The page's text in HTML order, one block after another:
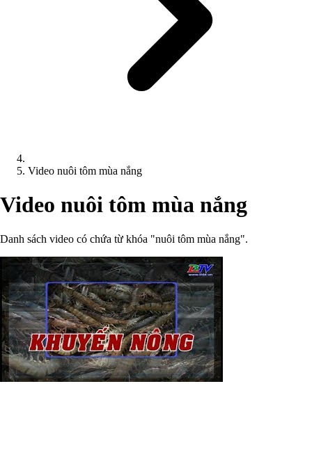
Video nuôi tôm mùa nắng
Video nuôi tôm mùa nắng
Danh sách video có chứa từ khóa "nuôi tôm mùa nắng".